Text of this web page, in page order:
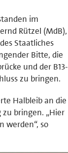
im
Rützel (MdB),
Staatliches
Bitte, die
und der B13-
zu bringen.
Halbleib an die
bringen. „Hier
werden“, so